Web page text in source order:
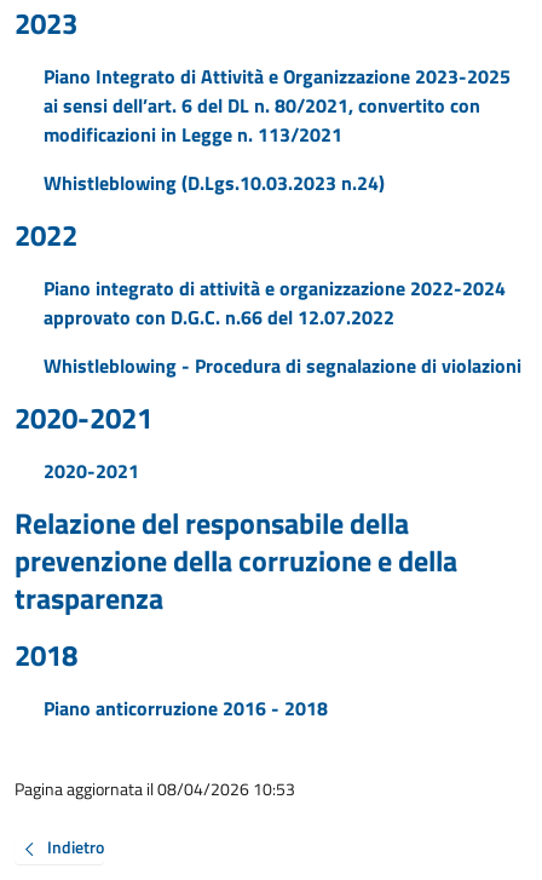
2023
Piano Integrato di Attività e Organizzazione 2023-2025
ai sensi dell’art. 6 del DL n. 80/2021, convertito con
modificazioni in Legge n. 113/2021
Whistleblowing (D.Lgs.10.03.2023 n.24)
2022
Piano integrato di attività e organizzazione 2022-2024
approvato con D.G.C. n.66 del 12.07.2022
Whistleblowing - Procedura di segnalazione di violazioni
2020-2021
2020-2021
Relazione del responsabile della
prevenzione della corruzione e della
trasparenza
2018
Piano anticorruzione 2016 - 2018
Pagina aggiornata il 08/04/2026 10:53
Indietro